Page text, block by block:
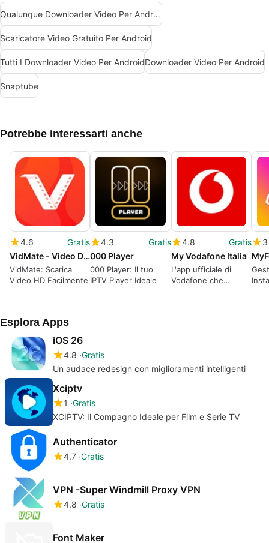
Qualunque Downloader Video Per Android
Scaricatore Video Gratuito Per Android
Tutti I Downloader Video Per AndroidDownloader Video Per Android
Snaptube
Potrebbe interessarti anche
4.6
Gratis
VidMate - Video Downloader HD
VidMate: Scarica
Video HD Facilmente
4.3
Gratis
000 Player
000 Player: Il tuo
IPTV Player Ideale
4.8
Gratis
My Vodafone Italia
L'app ufficiale di
Vodafone che
3
Esplora Apps
iOS 26
4.8 Gratis
Un audace redesign con miglioramenti intelligenti
Xciptv
1 Gratis
XCIPTV: Il Compagno Ideale per Film e Serie TV
Authenticator
4.7 Gratis
VPN -Super Windmill Proxy VPN
4.8 Gratis
Font Maker